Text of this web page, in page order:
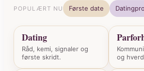
POPULÆRT NU Første date
Dating
Råd, kemi, signaler og
første skridt.
og